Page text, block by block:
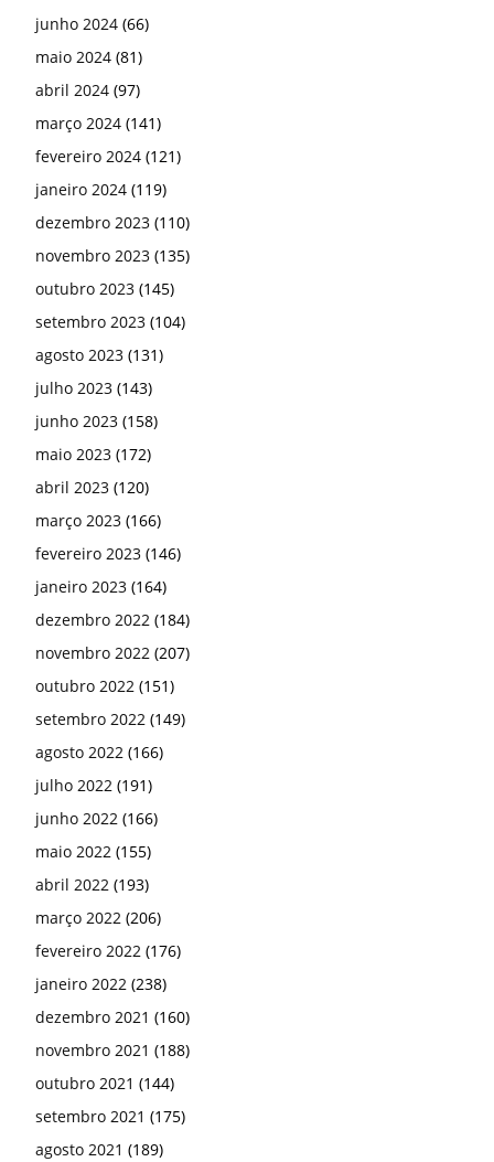
junho 2024 (66)
maio 2024 (81)
abril 2024 (97)
março 2024 (141)
fevereiro 2024 (121)
janeiro 2024 (119)
dezembro 2023 (110)
novembro 2023 (135)
outubro 2023 (145)
setembro 2023 (104)
agosto 2023 (131)
julho 2023 (143)
junho 2023 (158)
maio 2023 (172)
abril 2023 (120)
março 2023 (166)
fevereiro 2023 (146)
janeiro 2023 (164)
dezembro 2022 (184)
novembro 2022 (207)
outubro 2022 (151)
setembro 2022 (149)
agosto 2022 (166)
julho 2022 (191)
junho 2022 (166)
maio 2022 (155)
abril 2022 (193)
março 2022 (206)
fevereiro 2022 (176)
janeiro 2022 (238)
dezembro 2021 (160)
novembro 2021 (188)
outubro 2021 (144)
setembro 2021 (175)
agosto 2021 (189)